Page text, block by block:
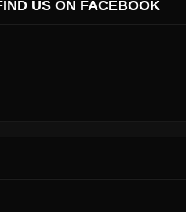
US ON FACEBOOK